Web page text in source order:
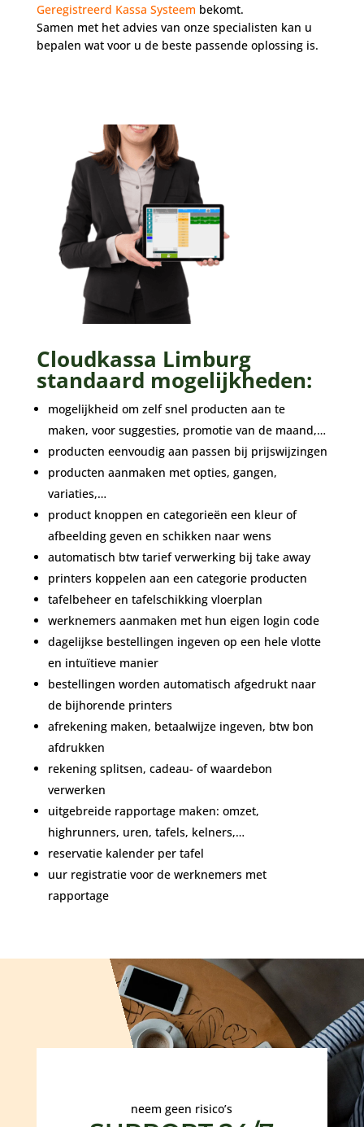
Geregistreerd Kassa Systeem bekomt.
Samen met het advies van onze specialisten kan u
bepalen wat voor u de beste passende oplossing is.
Cloudkassa Limburg
standaard mogelijkheden:
mogelijkheid om zelf snel producten aan te
maken, voor suggesties, promotie van de maand,…
producten eenvoudig aan passen bij prijswijzingen
producten aanmaken met opties, gangen,
variaties,…
product knoppen en categorieën een kleur of
afbeelding geven en schikken naar wens
automatisch btw tarief verwerking bij take away
printers koppelen aan een categorie producten
tafelbeheer en tafelschikking vloerplan
werknemers aanmaken met hun eigen login code
dagelijkse bestellingen ingeven op een hele vlotte
en intuïtieve manier
bestellingen worden automatisch afgedrukt naar
de bijhorende printers
afrekening maken, betaalwijze ingeven, btw bon
afdrukken
rekening splitsen, cadeau- of waardebon
verwerken
uitgebreide rapportage maken: omzet,
highrunners, uren, tafels, kelners,…
reservatie kalender per tafel
uur registratie voor de werknemers met
rapportage
neem geen risico’s